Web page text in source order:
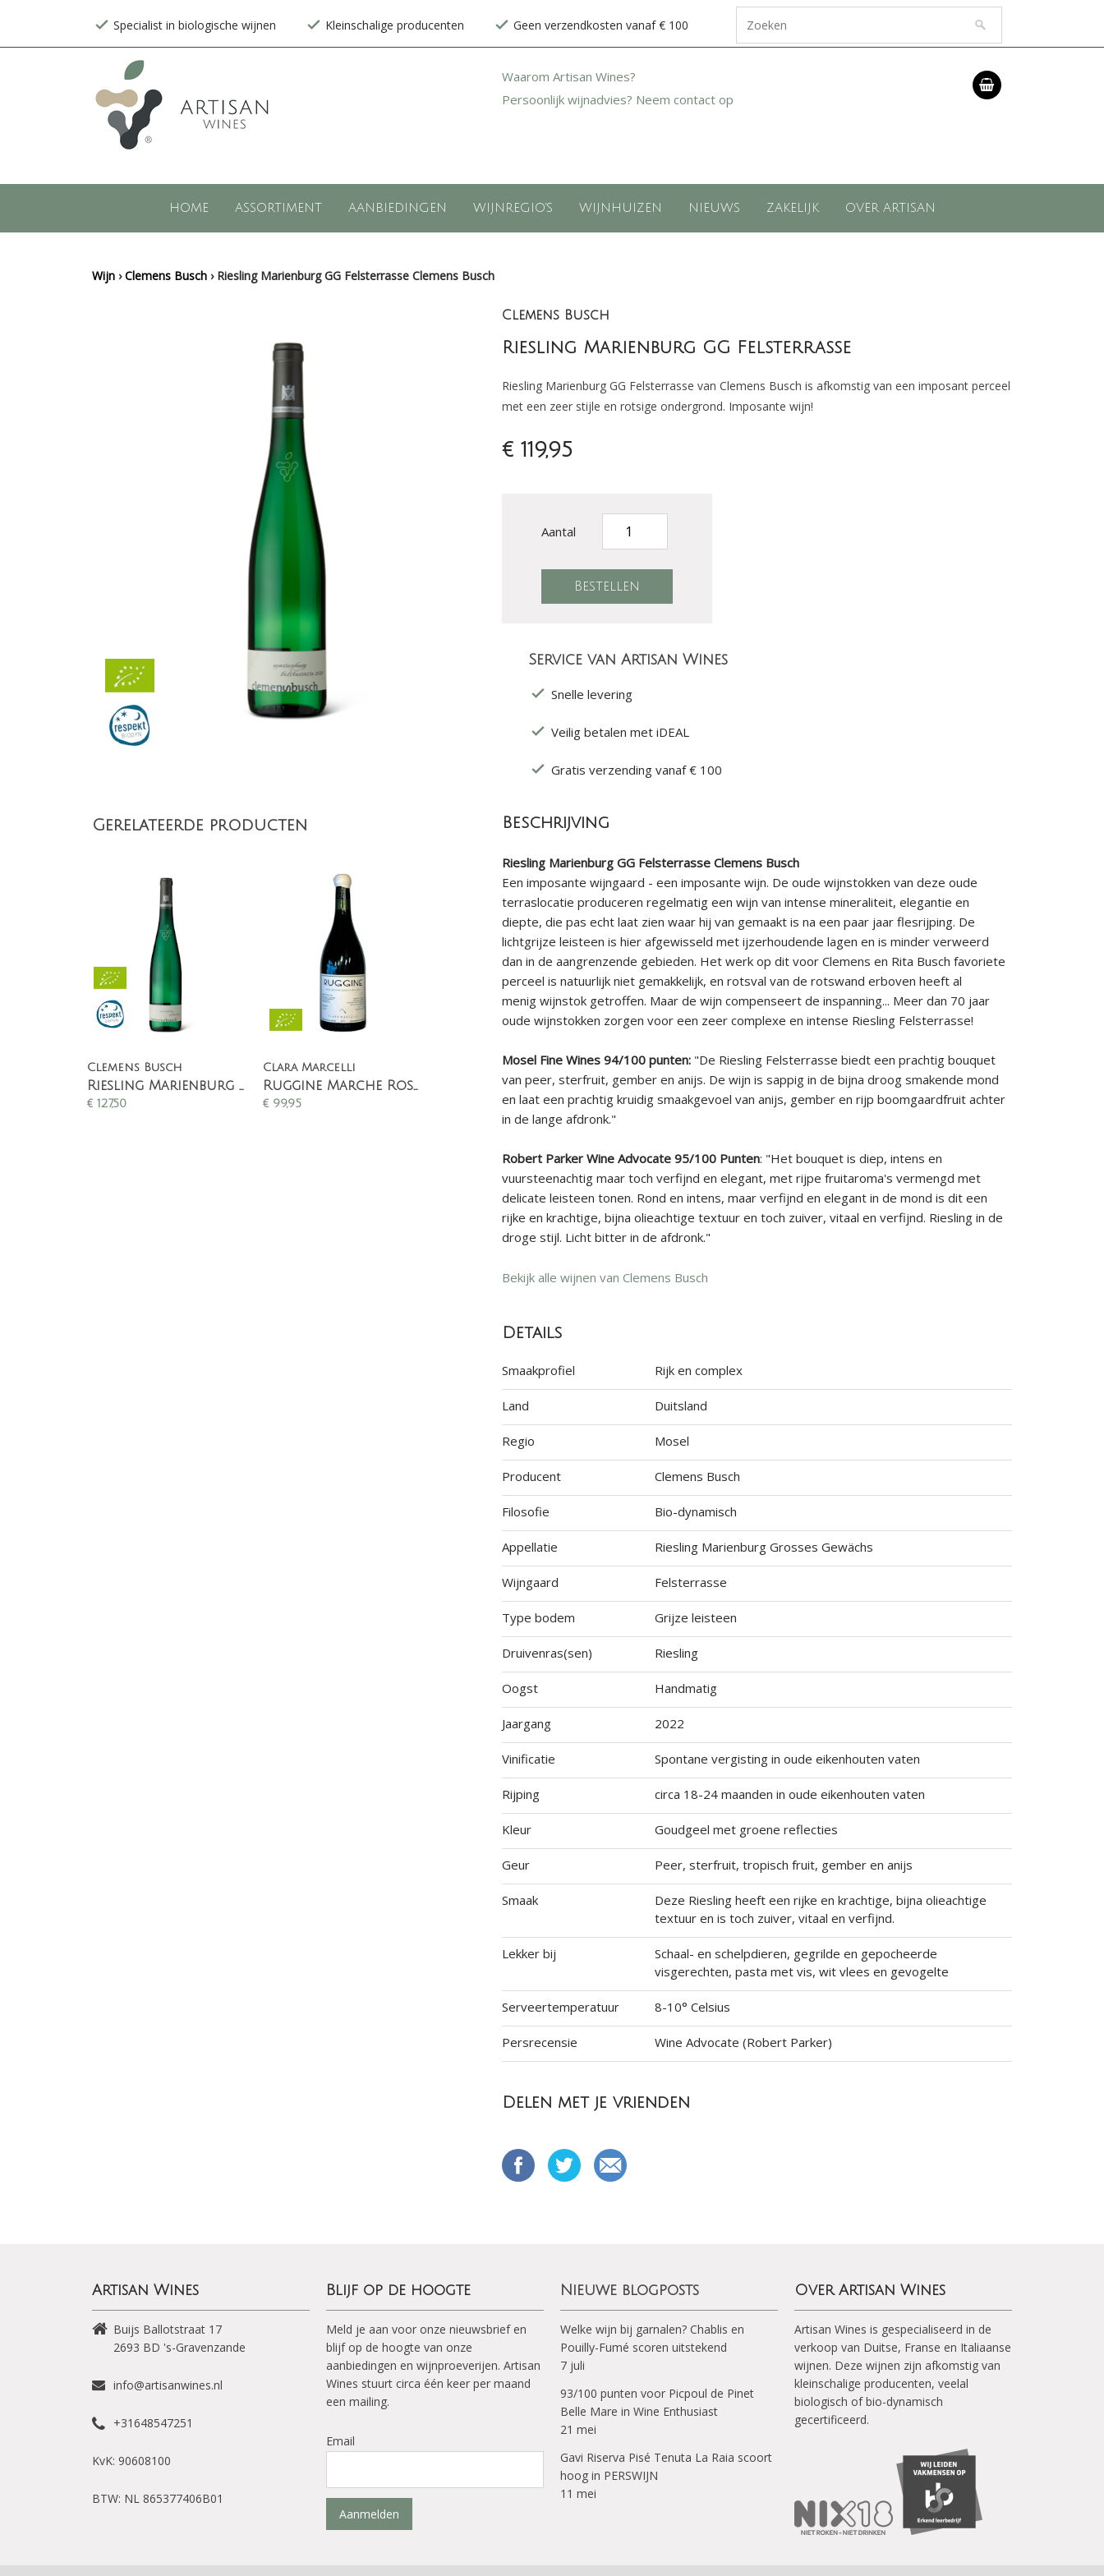
Specialist in biologische wijnen Kleinschalige producenten Geen verzendkosten vanaf € 100
Waarom Artisan Wines?
Persoonlijk wijnadvies? Neem contact op
HOME ASSORTIMENT AANBIEDINGEN WIJNREGIO'S WIJNHUIZEN NIEUWS ZAKELIJK OVER ARTISAN
Wijn ›Clemens Busch › Riesling Marienburg GG Felsterrasse Clemens Busch
Gerelateerde producten
Clemens Busch
Riesling Marienburg GG Raffes
€ 127,50
Clara Marcelli
Ruggine Marche Rosso IGT
€99,95
Clemens Busch
Riesling Marienburg GG Felsterrasse
Riesling Marienburg GG Felsterrasse van Clemens Busch is afkomstig van een imposant perceel
met een zeer stijle en rotsige ondergrond. Imposante wijn!
€ 119,95
Aantal
Service van Artisan Wines
Snelle levering
Veilig betalen met iDEAL
Gratis verzending vanaf € 100
Beschrijving
Riesling Marienburg GG Felsterrasse Clemens Busch
Een imposante wijngaard - een imposante wijn. De oude wijnstokken van deze oude
terraslocatie produceren regelmatig een wijn van intense mineraliteit, elegantie en
diepte, die pas echt laat zien waar hij van gemaakt is na een paar jaar flesrijping. De
lichtgrijze leisteen is hier afgewisseld met ijzerhoudende lagen en is minder verweerd
dan in de aangrenzende gebieden. Het werk op dit voor Clemens en Rita Busch favoriete
perceel is natuurlijk niet gemakkelijk, en rotsval van de rotswand erboven heeft al
menig wijnstok getroffen. Maar de wijn compenseert de inspanning... Meer dan 70 jaar
oude wijnstokken zorgen voor een zeer complexe en intense Riesling Felsterrasse!
Mosel Fine Wines 94/100 punten:"De Riesling Felsterrasse biedt een prachtig bouquet
van peer, sterfruit, gember en anijs. De wijn is sappig in de bijna droog smakende mond
en laat een prachtig kruidig smaakgevoel van anijs, gember en rijp boomgaardfruit achter
in de lange afdronk."
Robert Parker Wine Advocate 95/100 Punten: "Het bouquet is diep, intens en
vuursteenachtig maar toch verfijnd en elegant, met rijpe fruitaroma's vermengd met
delicate leisteen tonen. Rond en intens, maar verfijnd en elegant in de mond is dit een
rijke en krachtige, bijna olieachtige textuur en toch zuiver, vitaal en verfijnd. Riesling in de
droge stijl. Licht bitter in de afdronk."
Bekijk alle wijnen van Clemens Busch
Details
Smaakprofiel Rijk en complex
Land Duitsland
Regio Mosel
Producent Clemens Busch
Filosofie Bio-dynamisch
Appellatie Riesling Marienburg Grosses Gewächs
Wijngaard Felsterrasse
Type bodem Grijze leisteen
Druivenras(sen) Riesling
Oogst Handmatig
Jaargang 2022
Vinificatie Spontane vergisting in oude eikenhouten vaten
Rijping circa 18-24 maanden in oude eikenhouten vaten
Kleur Goudgeel met groene reflecties
Geur Peer, sterfruit, tropisch fruit, gember en anijs
Smaak
Deze Riesling heeft een rijke en krachtige, bijna olieachtige
textuur en is toch zuiver, vitaal en verfijnd.
Lekker bij
Schaal- en schelpdieren, gegrilde en gepocheerde
visgerechten, pasta met vis, wit vlees en gevogelte
Serveertemperatuur 8-10° Celsius
Persrecensie Wine Advocate (Robert Parker)
Delen met je vrienden
Artisan Wines
Buijs Ballotstraat 17
2693 BD 's-Gravenzande
info@artisanwines.nl
+31648547251
KvK: 90608100
BTW: NL 865377406B01
Blijf op de hoogte
Meld je aan voor onze nieuwsbrief en
blijf op de hoogte van onze
aanbiedingen en wijnproeverijen. Artisan
Wines stuurt circa één keer per maand
een mailing.
Email
Aanmelden
Nieuwe blogposts
Welke wijn bij garnalen? Chablis en
Pouilly-Fumé scoren uitstekend
7 juli
93/100 punten voor Picpoul de Pinet
Belle Mare in Wine Enthusiast
21 mei
Gavi Riserva Pisé Tenuta La Raia scoort
hoog in PERSWIJN
11 mei
Over Artisan Wines
Artisan Wines is gespecialiseerd in de
verkoop van Duitse, Franse en Italiaanse
wijnen. Deze wijnen zijn afkomstig van
kleinschalige producenten, veelal
biologisch of bio-dynamisch
gecertificeerd.